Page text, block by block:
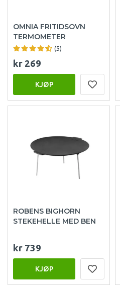
OMNIA FRITIDSOVN
TERMOMETER
(5)
kr 269
KJØP
ROBENS BIGHORN
STEKEHELLE MED BEN
kr 739
KJØP